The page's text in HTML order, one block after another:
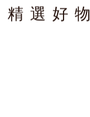
精 選 好 物